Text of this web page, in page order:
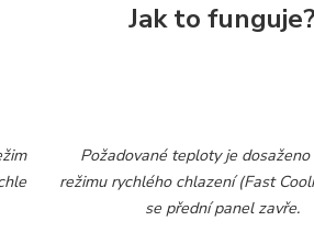
Jak to funguje?
Požadované teploty je
režimu rychlého chlazení (Fast
se přední panel zavře.